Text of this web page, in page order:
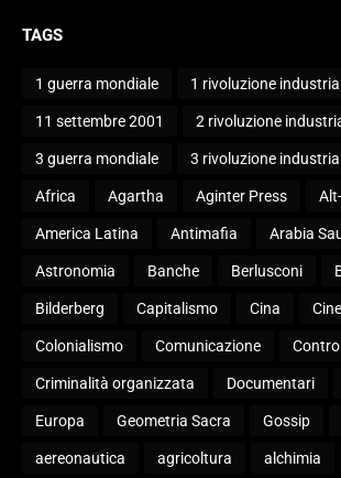
TAGS
1 guerra mondiale 1 rivoluzione
11 settembre 2001 2 rivoluzione
3 guerra mondiale 3 rivoluzione
Africa Agartha Aginter Press
America Latina Antimafia Arabia
Astronomia Banche Berlusconi
Bilderberg Capitalismo Cina
Colonialismo Comunicazione
Criminalità organizzata Documentari
Europa Geometria Sacra Gossip
aereonautica agricoltura alchimia